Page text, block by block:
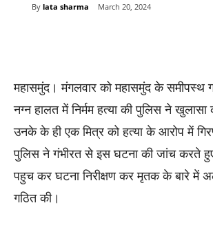
By lata sharma March 20, 2024
महासमुंद। मंगलवार को महासमुंद के समीपस्थ
नग्न हालत में निर्मम हत्या की पुलिस ने
उनके के ही एक मित्र को हत्या के आरोप में
पुलिस ने गंभीरत से इस घटना की जांच करते
पहुच कर घटना निरीक्षण कर मृतक के बारे में
गठित की।